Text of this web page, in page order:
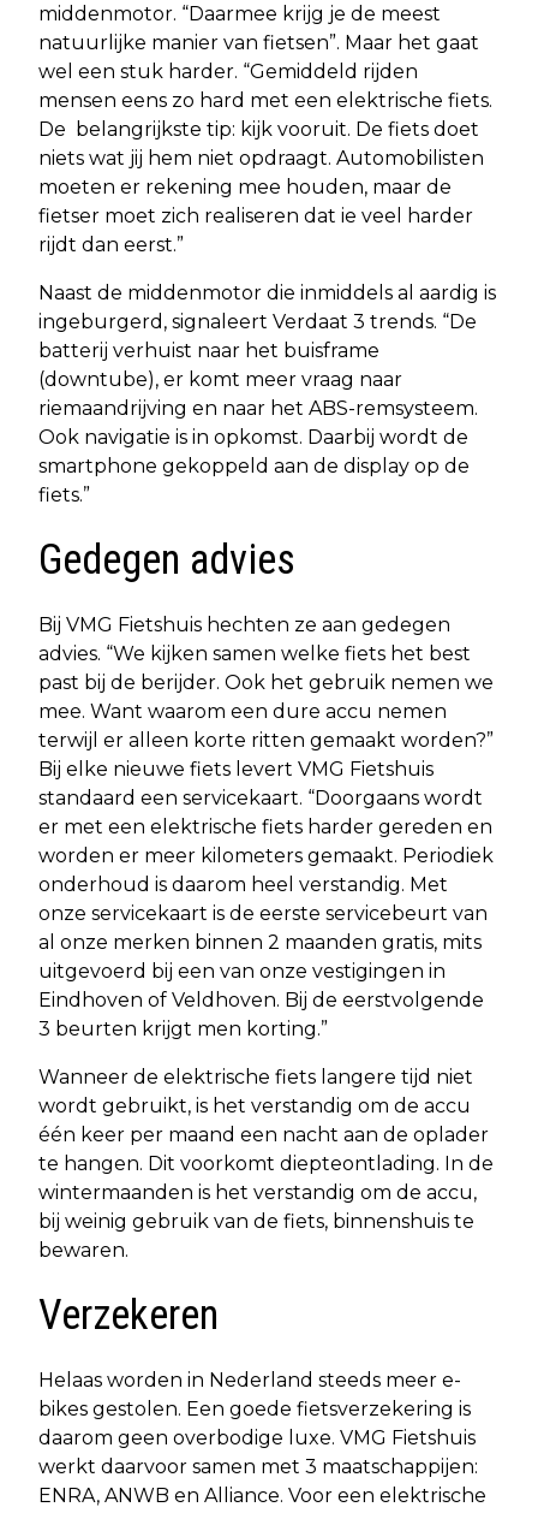
middenmotor. “Daarmee krijg je de meest
natuurlijke manier van fietsen”. Maar het gaat
wel een stuk harder. “Gemiddeld rijden
mensen eens zo hard met een elektrische fiets.
De belangrijkste tip: kijk vooruit. De fiets doet
niets wat jij hem niet opdraagt. Automobilisten
moeten er rekening mee houden, maar de
fietser moet zich realiseren dat ie veel harder
rijdt dan eerst.”
Naast de middenmotor die inmiddels al aardig is
ingeburgerd, signaleert Verdaat 3 trends. “De
batterij verhuist naar het buisframe
(downtube), er komt meer vraag naar
riemaandrijving en naar het ABS-remsysteem.
Ook navigatie is in opkomst. Daarbij wordt de
smartphone gekoppeld aan de display op de
fiets.”
Gedegen advies
Bij VMG Fietshuis hechten ze aan gedegen
advies. “We kijken samen welke fiets het best
past bij de berijder. Ook het gebruik nemen we
mee. Want waarom een dure accu nemen
terwijl er alleen korte ritten gemaakt worden?”
Bij elke nieuwe fiets levert VMG Fietshuis
standaard een servicekaart. “Doorgaans wordt
er met een elektrische fiets harder gereden en
worden er meer kilometers gemaakt. Periodiek
onderhoud is daarom heel verstandig. Met
onze servicekaart is de eerste servicebeurt van
al onze merken binnen 2 maanden gratis, mits
uitgevoerd bij een van onze vestigingen in
Eindhoven of Veldhoven. Bij de eerstvolgende
3 beurten krijgt men korting.”
Wanneer de elektrische fiets langere tijd niet
wordt gebruikt, is het verstandig om de accu
één keer per maand een nacht aan de oplader
te hangen. Dit voorkomt diepteontlading. In de
wintermaanden is het verstandig om de accu,
bij weinig gebruik van de fiets, binnenshuis te
bewaren.
Verzekeren
Helaas worden in Nederland steeds meer e-
bikes gestolen. Een goede fietsverzekering is
daarom geen overbodige luxe. VMG Fietshuis
werkt daarvoor samen met 3 maatschappijen:
ENRA, ANWB en Alliance. Voor een elektrische